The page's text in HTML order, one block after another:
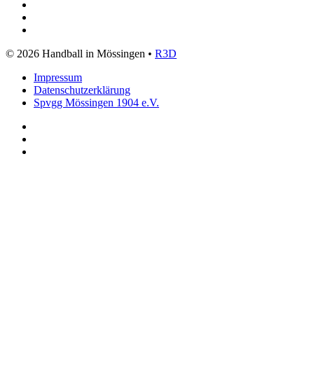
© 2026 Handball in Mössingen • R3D
Impressum
Datenschutzerklärung
Spvgg Mössingen 1904 e.V.